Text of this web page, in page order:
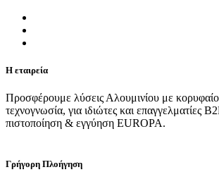
Η εταιρεία
Προσφέρουμε λύσεις Αλουμινίου με
τεχνογνωσία, για ιδιώτες και επαγγελματίες
πιστοποίηση & εγγύηση EUROPA.
Γρήγορη Πλοήγηση